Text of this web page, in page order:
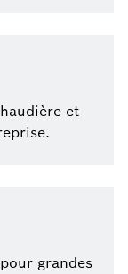
et
grandes